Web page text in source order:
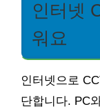
인터넷
워요
인터넷으로
단합니다. PC